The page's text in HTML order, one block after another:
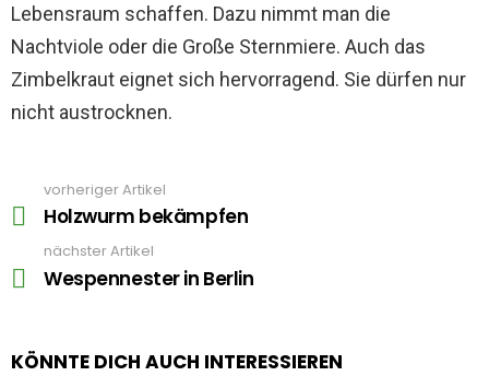
Lebensraum schaffen. Dazu nimmt man die
Nachtviole oder die Große Sternmiere. Auch das
Zimbelkraut eignet sich hervorragend. Sie dürfen nur
nicht austrocknen.
more
vorheriger Artikel
Holzwurm bekämpfen
nächster Artikel
Wespennester in Berlin
KÖNNTE DICH AUCH INTERESSIEREN